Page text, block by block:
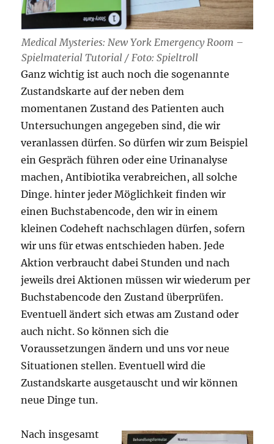
Medical Mysteries: New York Emergency Room –
Spielmaterial Tutorial / Foto: Spieltroll
Ganz wichtig ist auch noch die sogenannte
Zustandskarte auf der neben dem
momentanen Zustand des Patienten auch
Untersuchungen angegeben sind, die wir
veranlassen dürfen. So dürfen wir zum Beispiel
ein Gespräch führen oder eine Urinanalyse
machen, Antibiotika verabreichen, all solche
Dinge. hinter jeder Möglichkeit finden wir
einen Buchstabencode, den wir in einem
kleinen Codeheft nachschlagen dürfen, sofern
wir uns für etwas entschieden haben. Jede
Aktion verbraucht dabei Stunden und nach
jeweils drei Aktionen müssen wir wiederum per
Buchstabencode den Zustand überprüfen.
Eventuell ändert sich etwas am Zustand oder
auch nicht. So können sich die
Voraussetzungen ändern und uns vor neue
Situationen stellen. Eventuell wird die
Zustandskarte ausgetauscht und wir können
neue Dinge tun.
Nach insgesamt